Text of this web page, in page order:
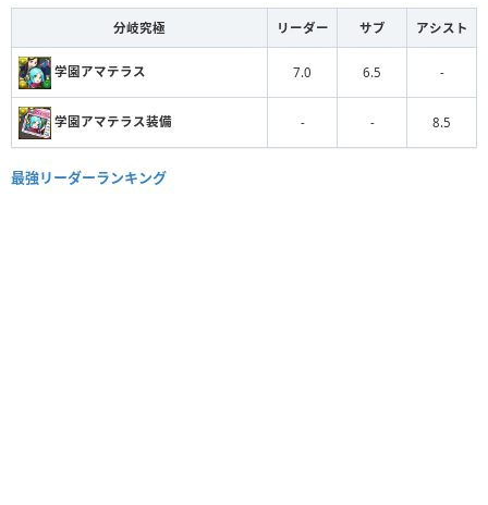
分岐究極 リーダー サブ アシスト
学園アマテラス 7.0 6.5 -
学園アマテラス装備 - - 8.5
最強リーダーランキング